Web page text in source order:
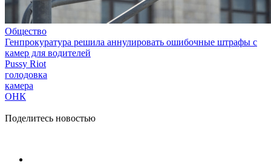
Общество
Генпрокуратура решила аннулировать ошибочные штрафы с
камер для водителей
Pussy Riot
голодовка
камера
ОНК
Поделитесь новостью